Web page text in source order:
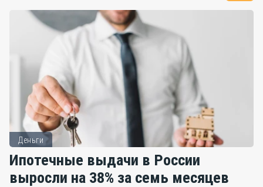
Деньги
Ипотечные выдачи в России
выросли на 38% за семь месяцев